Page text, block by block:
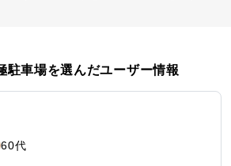
駐車場を選んだユーザー情報
60代